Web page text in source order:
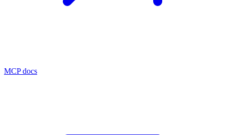
MCP docs